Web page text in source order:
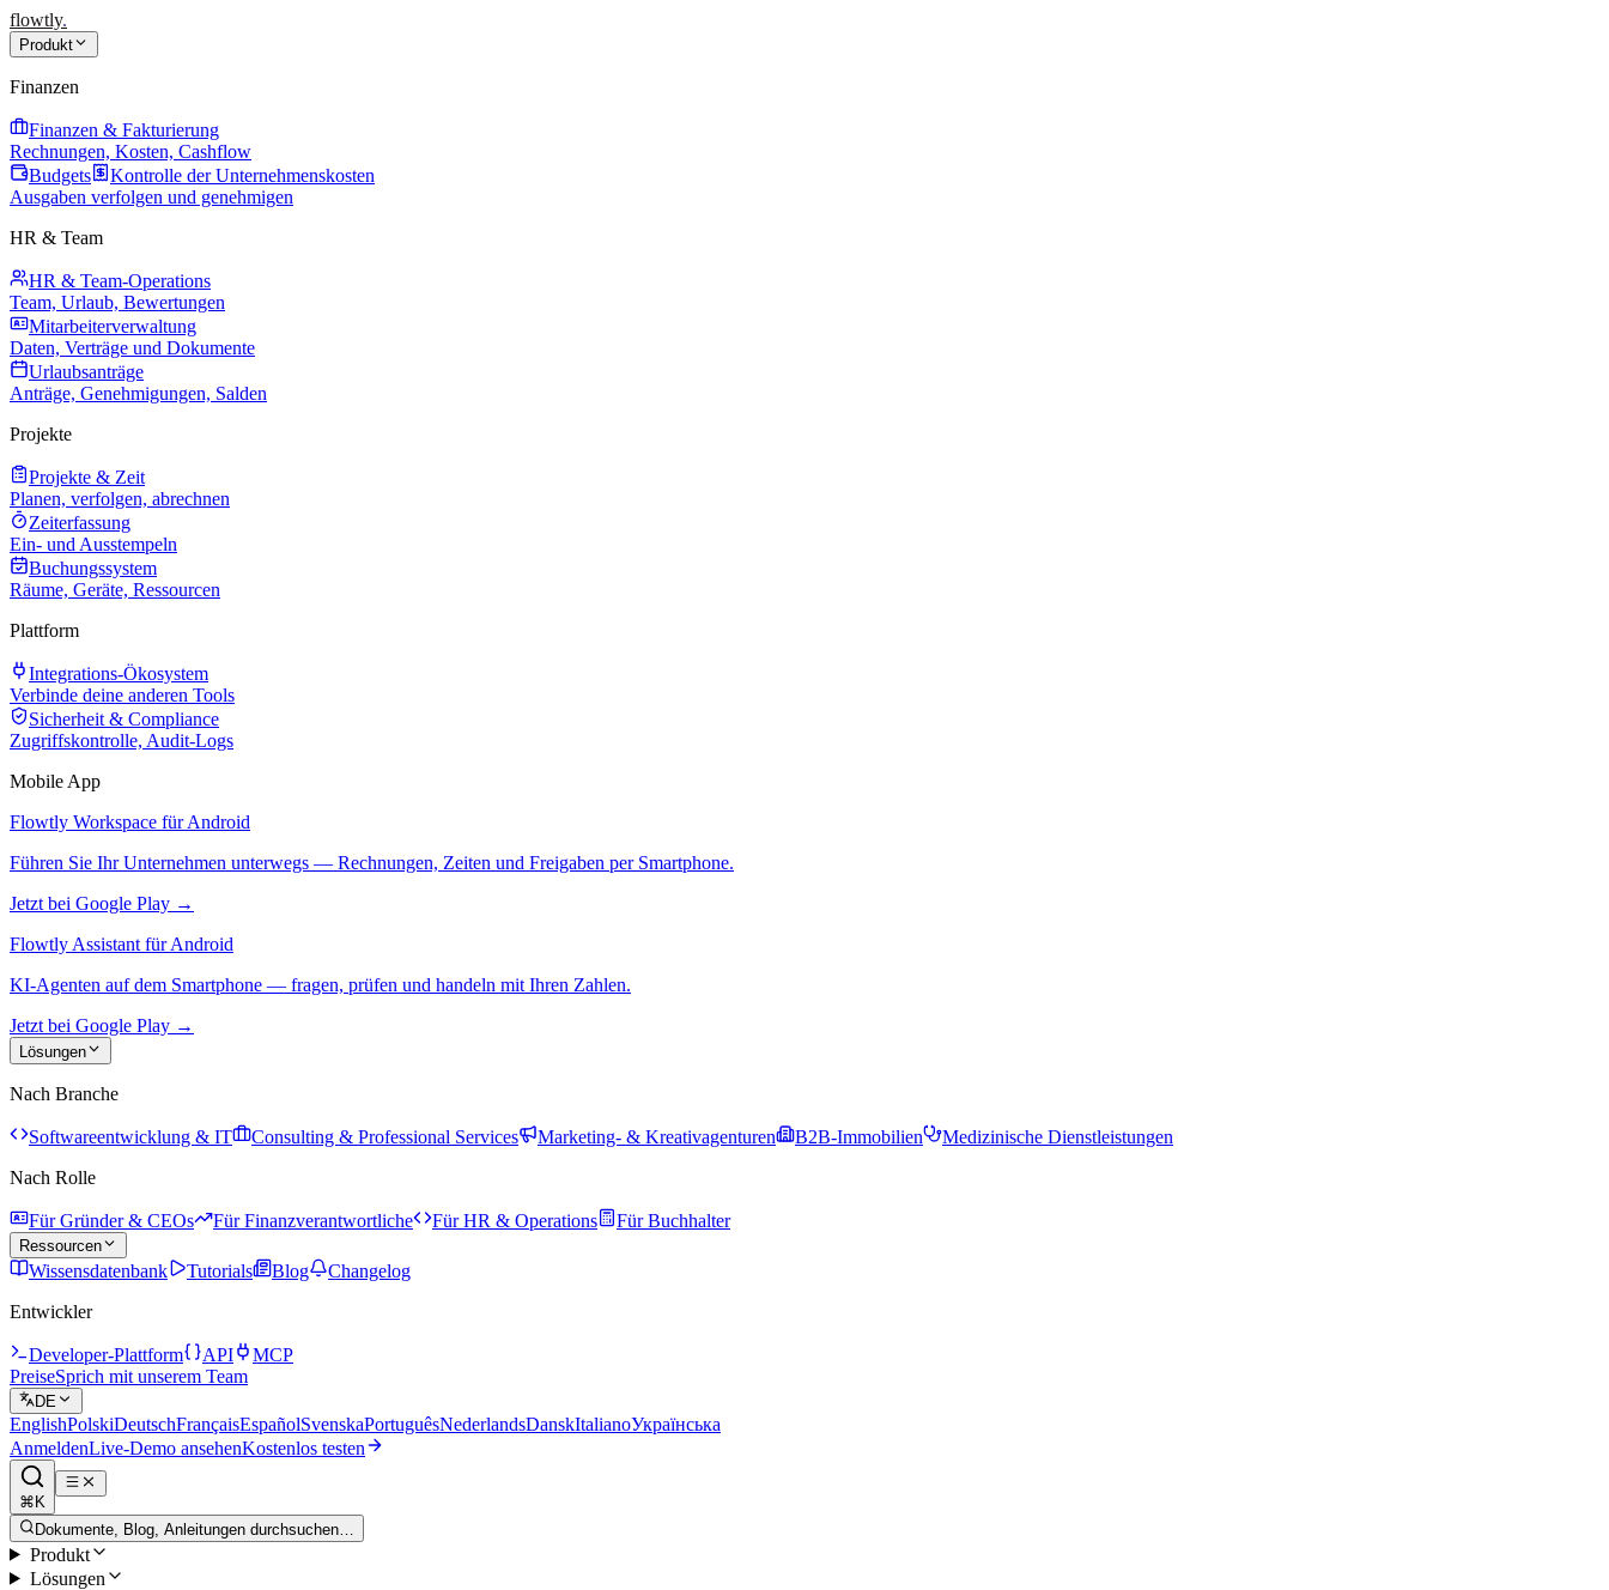
flowtly.
Produkt
Finanzen
Finanzen & Fakturierung
Rechnungen, Kosten, Cashflow
Budgets
Kontrolle der Unternehmenskosten
Ausgaben verfolgen und genehmigen
HR & Team
HR & Team-Operations
Team, Urlaub, Bewertungen
Mitarbeiterverwaltung
Daten, Verträge und Dokumente
Urlaubsanträge
Anträge, Genehmigungen, Salden
Projekte
Projekte & Zeit
Planen, verfolgen, abrechnen
Zeiterfassung
Ein- und Ausstempeln
Buchungssystem
Räume, Geräte, Ressourcen
Plattform
Integrations-Ökosystem
Verbinde deine anderen Tools
Sicherheit & Compliance
Zugriffskontrolle, Audit-Logs
Mobile App
Flowtly Workspace für Android
Führen Sie Ihr Unternehmen unterwegs — Rechnungen, Zeiten und Freigaben per Smartphone.
Jetzt bei Google Play →
Flowtly Assistant für Android
KI-Agenten auf dem Smartphone — fragen, prüfen und handeln mit Ihren Zahlen.
Jetzt bei Google Play →
Lösungen
Nach Branche
Softwareentwicklung & IT Consulting & Professional Services Marketing- & Kreativagenturen B2B-Immobilien
Medizinische Dienstleistungen
Nach Rolle
Für Gründer & CEOs Für Finanzverantwortliche Für HR & Operations Für Buchhalter
Ressourcen
Wissensdatenbank Tutorials Blog
Changelog
Entwickler
Developer-Plattform API
MCP
PreiseSprich mit unserem Team
DE
EnglishPolskiDeutschFrançaisEspañolSvenskaPortuguêsNederlandsDanskItalianoУкраїнська
AnmeldenLive-Demo ansehenKostenlos testen
⌘K
Dokumente, Blog, Anleitungen durchsuchen…
Produkt
Lösungen